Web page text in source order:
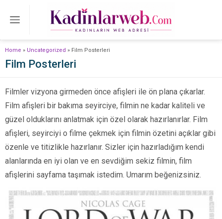
Home » Uncategorized » Film Posterleri
Film Posterleri
Filmler vizyona girmeden önce afişleri ile ön plana çıkarlar.
Film afişleri bir bakıma seyirciye, filmin ne kadar kaliteli ve
güzel olduklarını anlatmak için özel olarak hazırlanırlar. Film
afişleri, seyirciyi o filme çekmek için filmin özetini açıklar gibi
özenle ve titizlikle hazırlanır. Sizler için hazırladığım kendi
alanlarında en iyi olan ve en sevdiğim sekiz filmin, film
afişlerini sayfama taşımak istedim. Umarım beğenizsiniz.